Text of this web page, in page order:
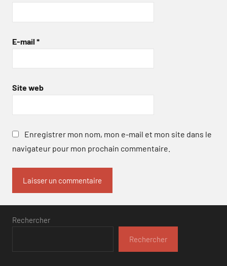
E-mail *
Site web
Enregistrer mon nom, mon e-mail et mon site dans le
navigateur pour mon prochain commentaire.
Rechercher
Rechercher